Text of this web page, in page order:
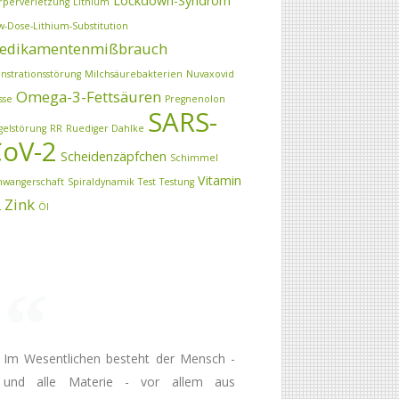
Dose-Lithium-Substitution
Milchsäurebakterien Nuvaxovid
Omega-3-Fettsäuren Pregnenolon
RR Ruediger Dahlke SARS-
2 Scheidenzäpfchen Schimmel
Spiraldynamik Test Testung Vitamin
Zink Öl
Im Wesentlichen besteht der Mensch -
und alle Materie - vor allem aus